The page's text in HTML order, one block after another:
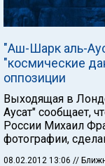
"Аш-Шарк аль-
"космические
оппозиции
Выходящая в
Аусат" сообщает,
России Михаил
фотографии,
08.02.2012 13:06 //